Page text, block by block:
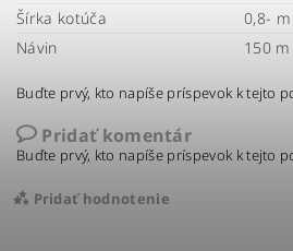
Šírka kotúča
0,8- m
Návin
150 m
Buďte prvý, kto napíše príspevok k tejto
Pridať komentár
Buďte prvý, kto napíše príspevok k tejto
Pridať hodnotenie